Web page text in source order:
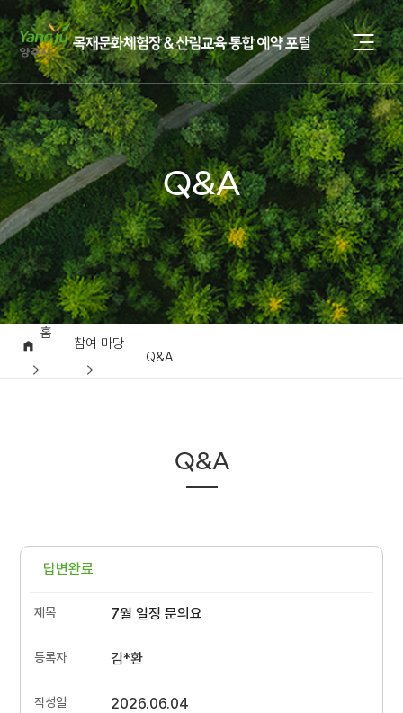
Q&A
홈
참여 마당
Q&A
Q&A
답변완료
7월 일정 문의요
김*환
2026.06.04